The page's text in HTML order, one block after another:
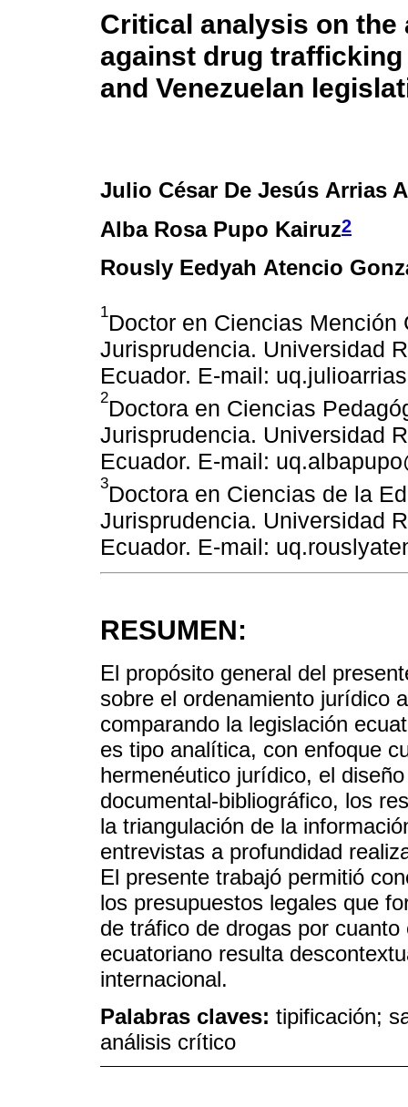
Critical analysis on
against drug
and Venezuelan
Julio César De Jesús Arrias
Alba Rosa Pupo Kairuz2
Rously Eedyah Atencio
1Doctor en Ciencias
Jurisprudencia. Universidad
Ecuador. E-mail:
2Doctora en Ciencias
Jurisprudencia. Universidad
Ecuador. E-mail:
3Doctora en Ciencias de la
Jurisprudencia. Universidad
Ecuador. E-mail:
RESUMEN:
El propósito general del
sobre el ordenamiento jurídico
comparando la legislación
es tipo analítica, con enfoque
hermenéutico jurídico, el
documental-bibliográfico, los
la triangulación de la
entrevistas a profundidad
El presente trabajó permitió
los presupuestos legales que
de tráfico de drogas por
ecuatoriano resulta
internacional.
Palabras claves: tipificación;
análisis crítico